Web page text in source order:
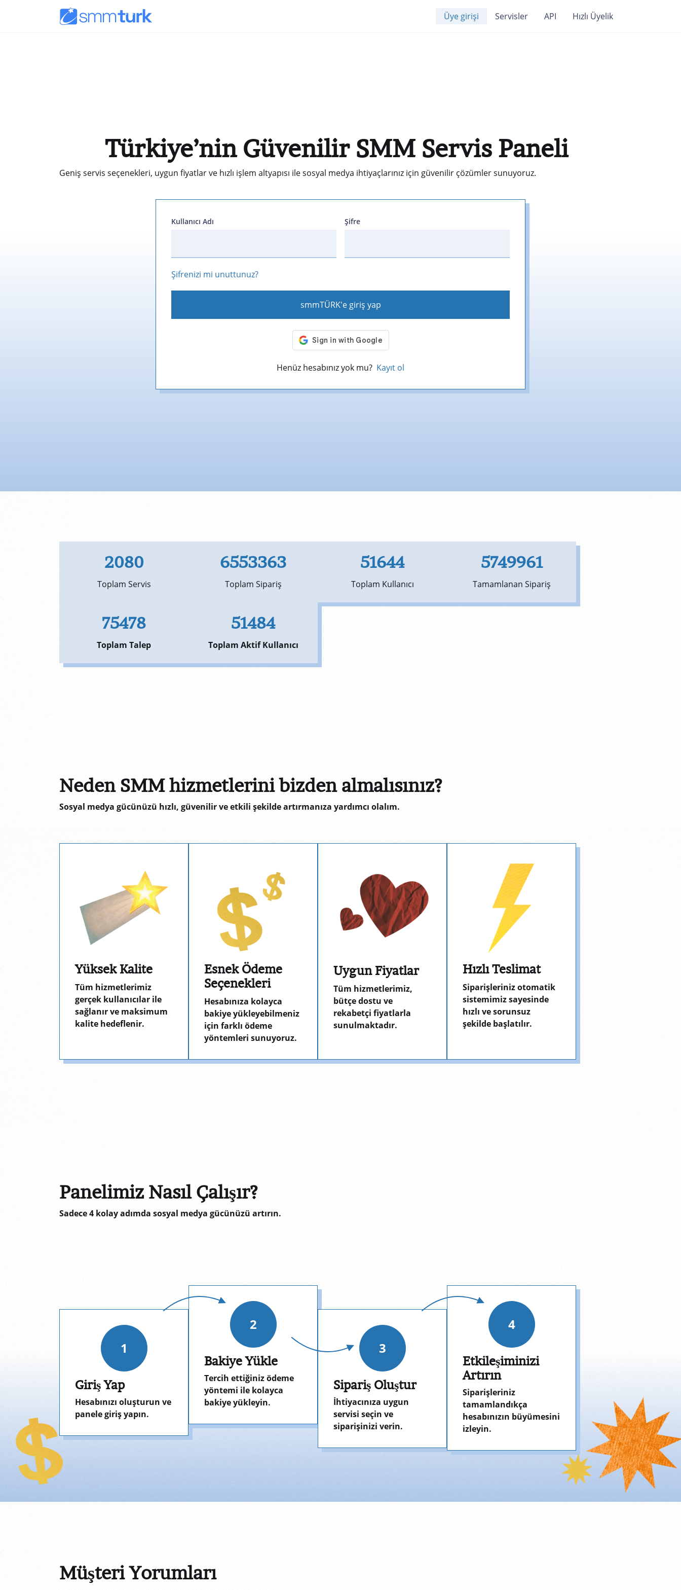
Üye girişi Servisler API Hızlı Üyelik
Türkiye’nin Güvenilir SMM Servis Paneli
Geniş servis seçenekleri, uygun fiyatlar ve hızlı işlem altyapısı ile sosyal medya ihtiyaçlarınız için güvenilir çözümler sunuyoruz.
Kullanıcı Adı Şifre
Şifrenizi mi unuttunuz?
smmTÜRK'e giriş yap
Henüz hesabınız yok mu? Kayıt ol
2080
Toplam Servis
6553363
Toplam Sipariş
51644
Toplam Kullanıcı
5749961
Tamamlanan Sipariş
75478
Toplam Talep
51484
Toplam Aktif Kullanıcı
Neden SMM hizmetlerini bizden almalısınız?
Sosyal medya gücünüzü hızlı, güvenilir ve etkili şekilde artırmanıza yardımcı olalım.
Yüksek Kalite
Tüm hizmetlerimiz
gerçek kullanıcılar ile
sağlanır ve maksimum
kalite hedeflenir.
Esnek Ödeme
Seçenekleri
Hesabınıza kolayca
bakiye yükleyebilmeniz
için farklı ödeme
yöntemleri sunuyoruz.
Uygun Fiyatlar
Tüm hizmetlerimiz,
bütçe dostu ve
rekabetçi fiyatlarla
sunulmaktadır.
Hızlı Teslimat
Siparişleriniz otomatik
sistemimiz sayesinde
hızlı ve sorunsuz
şekilde başlatılır.
Panelimiz Nasıl Çalışır?
Sadece 4 kolay adımda sosyal medya gücünüzü artırın.
1
Giriş Yap
Hesabınızı oluşturun ve
panele giriş yapın.
2
Bakiye Yükle
Tercih ettiğiniz ödeme
yöntemi ile kolayca
bakiye yükleyin.
3
Sipariş Oluştur
İhtiyacınıza uygun
servisi seçin ve
siparişinizi verin.
4
Etkileşiminizi
Artırın
Siparişleriniz
tamamlandıkça
hesabınızın büyümesini
izleyin.
Müşteri Yorumları